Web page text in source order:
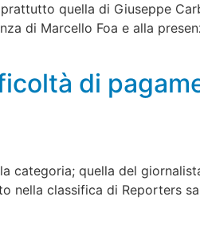
quella di Giuseppe
di Marcello Foa e alla
di
categoria; quella del
nella classifica di Reporters